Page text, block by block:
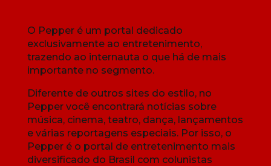
O Pepper é um portal dedicado
exclusivamente ao entretenimento,
trazendo ao internauta o que há de mais
importante no segmento.
Diferente de outros sites do estilo, no
Pepper você encontrará notícias sobre
música, cinema, teatro, dança, lançamentos
e várias reportagens especiais. Por isso, o
Pepper é o portal de entretenimento mais
diversificado do Brasil com colunistas